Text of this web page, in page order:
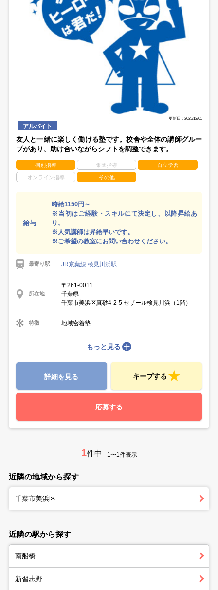
更新日：2025/12/01
アルバイト
友人と一緒に楽しく働ける塾です。校舎や全体の講師グルー
プがあり、助け合いながらシフトを調整できます。
個別指導 集団指導 自立学習
オンライン指導 その他
給与
時給1150円～
※当初はご経験・スキルにて決定し、以降昇給あ
り。
※人気講師は昇給早いです。
※ご希望の教室にお問い合わせください。
最寄り駅 JR京葉線 検見川浜駅
所在地
〒261-0011
千葉県
千葉市美浜区真砂4-2-5 セザール検見川浜（1階）
特徴 地域密着塾
もっと見る
詳細を見る キープする
応募する
1件中 1〜1件表示
近隣の地域から探す
千葉市美浜区
近隣の駅から探す
南船橋
新習志野